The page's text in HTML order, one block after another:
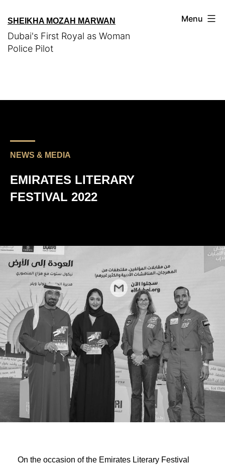
SHEIKHA MOZAH MARWAN
Dubai's First Royal as Woman
Police Pilot
Menu
NEWS & MEDIA
EMIRATES LITERARY
FESTIVAL 2022
On the occasion of the Emirates Literary Festival